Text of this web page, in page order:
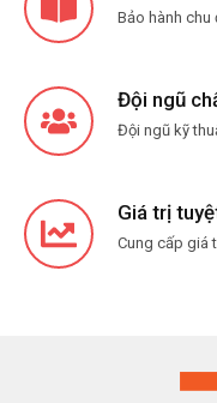
Bảo hành chu
Đội ngũ
Đội ngũ kỹ
Giá trị
Cung cấp giá